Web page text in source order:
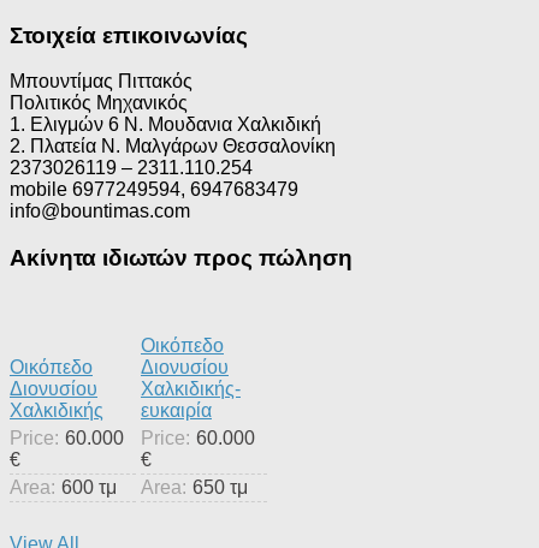
Στοιχεία επικοινωνίας
Μπουντίμας Πιττακός
Πολιτικός Μηχανικός
1. Ελιγμών 6 Ν. Μουδανια Χαλκιδική
2. Πλατεία Ν. Μαλγάρων Θεσσαλονίκη
2373026119 – 2311.110.254
mobile 6977249594, 6947683479
info@bountimas.com
Ακίνητα ιδιωτών προς πώληση
Οικόπεδο
Διονυσίου
Χαλκιδικής
Price: 60.000
€
Area: 600 τμ
Οικόπεδο
Διονυσίου
Χαλκιδικής-
ευκαιρία
Price: 60.000
€
Area: 650 τμ
View All